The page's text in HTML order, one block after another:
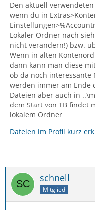
Den aktuell
wenn du in
Lokaler Ordner nach
nicht verändern!) bzw.
Wenn in alten
dann kann man diese
ob da noch interessante
werden immer am Ende
Dateien aber auch in
dem Start von TB findet
lokalem Ordner
Dateien im Profil kurz
schnell
Mitglied